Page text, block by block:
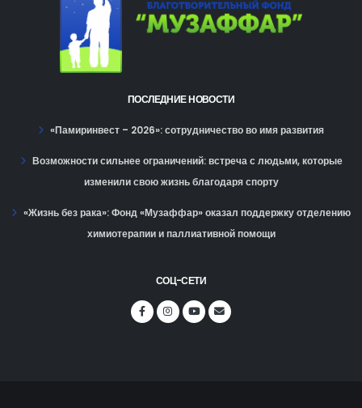
ПОСЛЕДНИЕ НОВОСТИ
«Памиринвест – 2026»: сотрудничество во имя развития
Возможности сильнее ограничений: встреча с людьми, которые
изменили свою жизнь благодаря спорту
«Жизнь без рака»: Фонд «Музаффар» оказал поддержку отделению
химиотерапии и паллиативной помощи
СОЦ-СЕТИ